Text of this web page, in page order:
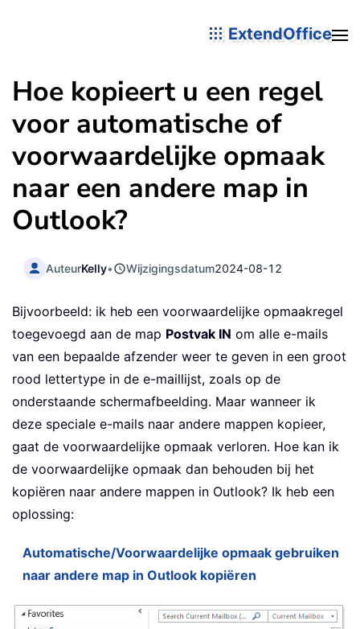
ExtendOffice
Hoe kopieert u een regel
voor automatische of
voorwaardelijke opmaak
naar een andere map in
Outlook?
AuteurKelly• Wijzigingsdatum2024-08-12
Bijvoorbeeld: ik heb een voorwaardelijke opmaakregel
toegevoegd aan de map Postvak IN om alle e-mails
van een bepaalde afzender weer te geven in een groot
rood lettertype in de e-maillijst, zoals op de
onderstaande schermafbeelding. Maar wanneer ik
deze speciale e-mails naar andere mappen kopieer,
gaat de voorwaardelijke opmaak verloren. Hoe kan ik
de voorwaardelijke opmaak dan behouden bij het
kopiëren naar andere mappen in Outlook? Ik heb een
oplossing:
Automatische/Voorwaardelijke opmaak gebruiken
naar andere map in Outlook kopiëren